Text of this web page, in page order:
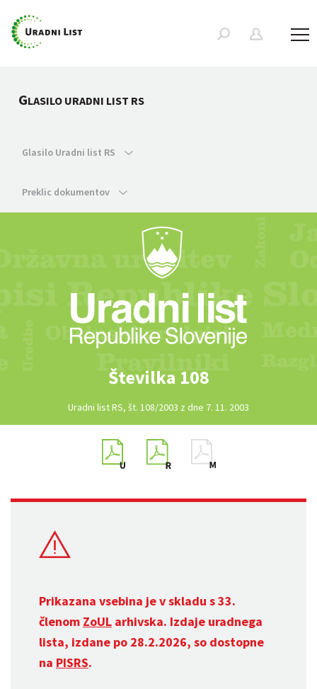
GLASILO URADNI LIST RS
Glasilo Uradni list RS
Preklic dokumentov
Številka 108
Uradni list RS, št. 108/2003 z dne 7. 11. 2003
Prikazana vsebina je v skladu s 33.
členom ZoUL arhivska. Izdaje uradnega
lista, izdane po 28.2.2026, so dostopne
na PISRS.